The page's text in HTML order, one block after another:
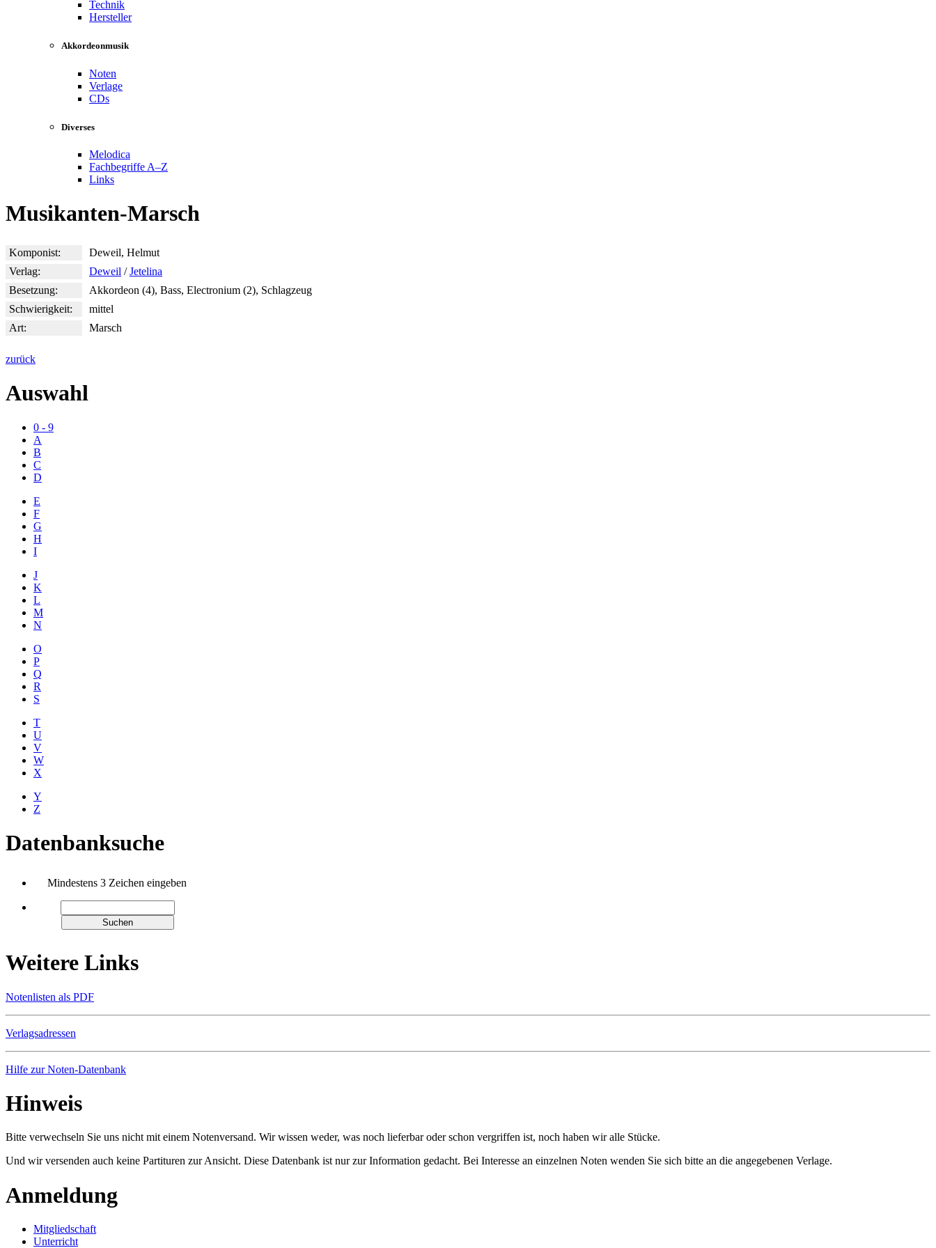
Technik
Hersteller
Akkordeonmusik
Noten
Verlage
CDs
Diverses
Melodica
Fachbegriffe A–Z
Links
Musikanten-Marsch
Komponist:
Deweil, Helmut
Verlag:
Deweil /Jetelina
Besetzung:
Akkordeon (4), Bass, Electronium (2), Schlagzeug
Schwierigkeit:
mittel
Art:
Marsch
zurück
Auswahl
0 - 9
A
B
C
D
E
F
G
H
I
J
K
L
M
N
O
P
Q
R
S
T
U
V
W
X
Y
Z
Datenbanksuche
Mindestens 3 Zeichen eingeben
Weitere Links
Notenlisten als PDF
Verlagsadressen
Hilfe zur Noten-Datenbank
Hinweis
Bitte verwechseln Sie uns nicht mit einem Notenversand. Wir wissen weder, was noch lieferbar oder schon vergriffen ist, noch haben wir alle Stücke.
Und wir versenden auch keine Partituren zur Ansicht. Diese Datenbank ist nur zur Information gedacht. Bei Interesse an einzelnen Noten wenden Sie sich bitte an die angegebenen Verlage.
Anmeldung
Mitgliedschaft
Unterricht